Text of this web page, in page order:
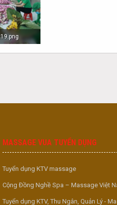
63
MASSAGE VUA TUYỂN DỤNG
Tuyển dụng KTV massage
Cộng Đồng Nghề Spa – Massage Việt
Tuyển dụng KTV, Thu Ngân, Quản Lý -